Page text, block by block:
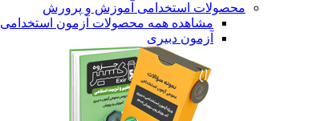
محصولات استخدامی آموزش و پرورش
مشاهده همه محصولات آزمون
آزمون دبیری